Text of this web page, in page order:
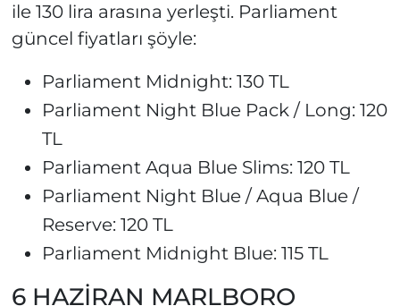
ile 130 lira arasına yerleşti. Parliament
güncel fiyatları şöyle:
Parliament Midnight: 130 TL
Parliament Night Blue Pack / Long: 120
TL
Parliament Aqua Blue Slims: 120 TL
Parliament Night Blue / Aqua Blue /
Reserve: 120 TL
Parliament Midnight Blue: 115 TL
6 HAZİRAN MARLBORO